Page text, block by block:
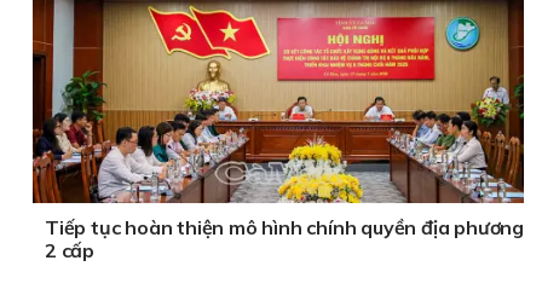
Tiếp tục hoàn thiện mô hình chính quyền địa phương
2 cấp